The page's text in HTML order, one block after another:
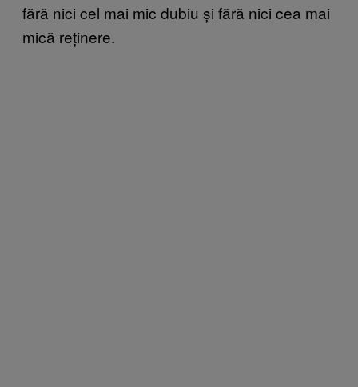
fără nici cel mai mic dubiu și fără nici cea mai
mică reținere.